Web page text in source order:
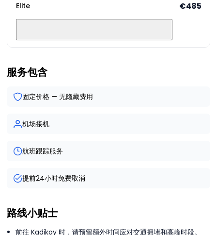
Elite €485
服务包含
固定价格 — 无隐藏费用
机场接机
航班跟踪服务
提前24小时免费取消
路线小贴士
前往 Kadikoy 时，请预留额外时间应对交通拥堵和高峰时段。